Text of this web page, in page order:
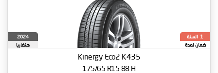
1 السنة
ضمان لمدة
2024
هنغاريا
Kinergy Eco2 K435
175/65 R15 88 H